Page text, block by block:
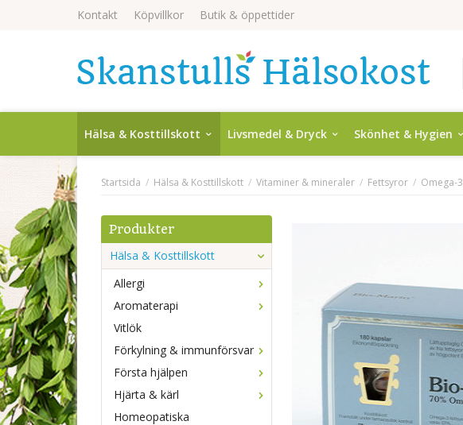
Kontakt Köpvillkor Butik & öppettider
Hälsa & Kosttillskott Livsmedel & Dryck Skönhet & Hygien
Startsida / Hälsa & Kosttillskott / Vitaminer & mineraler / Fettsyror / Omega-3
Produkter
Hälsa & Kosttillskott
Allergi
Aromaterapi
Vitlök
Förkylning & immunförsvar
Första hjälpen
Hjärta & kärl
Homeopatiska